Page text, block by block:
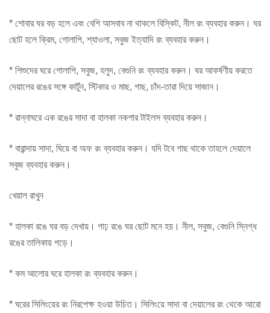
* শোবার ঘর বড় হলে এবং বেশি আসবাব না থাকলে বিস্কিট, নীল রং ব্যবহার করুন। ঘর
ছোট হলে ক্রিম, গোলাপি, শ্যাওলা, সবুজ ইত্যাদি রং ব্যবহার করুন।
* শিশুদের ঘরে গোলাপি, সবুজ, হলুদ, বেগুনি রং ব্যবহার করুন। ঘর আকর্ষণীয় করতে
দেয়ালের রঙের সঙ্গে কার্টুন, স্টিকার ও মাছ, গাছ, চাঁদ-তারা দিয়ে সাজান।
* রান্নাঘরে এক রঙের সাদা বা হালকা নকশার টাইলস ব্যবহার করুন।
* বারান্দায় সাদা, ঘিয়ে বা অফ রং ব্যবহার করুন। যদি টবে গাছ থাকে তাহলে দেয়ালে
সবুজ ব্যবহার করুন।
খেয়াল রাখুন
* হালকা রঙে ঘর বড় দেখায়। গাঢ় রঙে ঘর ছোট মনে হয়। নীল, সবুজ, বেগুনি স্নিগ্ধ
রঙের তালিকায় পড়ে।
* কম আলোর ঘরে হালকা রং ব্যবহার করুন।
* ঘরের সিলিংয়ের রং নিরপেক্ষ হওয়া উচিত। সিলিংয়ে সাদা বা দেয়ালের রং থেকে আরো